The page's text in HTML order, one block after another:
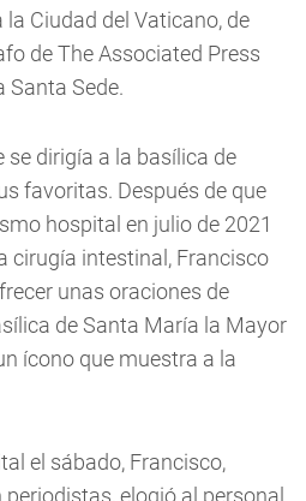
Ciudad del Vaticano, de
de The Associated Press
Santa Sede.
se dirigía a la basílica de
favoritas. Después de que
hospital en julio de 2021
cirugía intestinal, Francisco
unas oraciones de
de Santa María la Mayor
ícono que muestra a la
el sábado, Francisco,
elogió al personal